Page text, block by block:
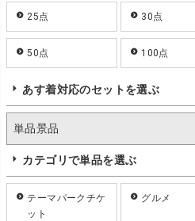
25点 30点
50点 100点
あす着対応のセットを選ぶ
単品景品
カテゴリで単品を選ぶ
テーマパークチケ
ット
グルメ